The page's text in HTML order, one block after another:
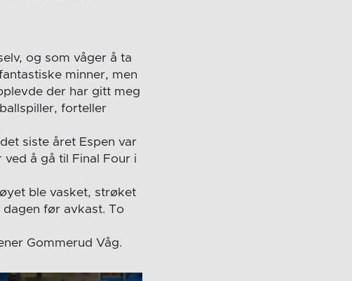
og som våger å ta
minner, men
der har gitt meg
forteller
siste året Espen var
å gå til Final Four i
ble vasket, strøket
før avkast. To
Gommerud Våg.